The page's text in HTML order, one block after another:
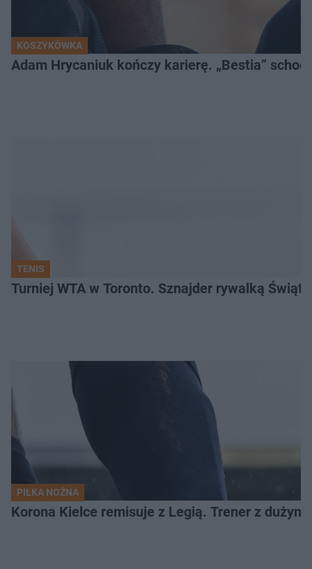
KOSZYKÓWKA
Adam Hrycaniuk kończy karierę. „Bestia”
TENIS
Turniej WTA w Toronto. Sznajder rywalką
PIŁKA NOŻNA
Korona Kielce remisuje z Legią. Trener z dużym